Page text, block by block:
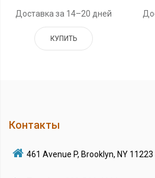
Доставка за 14–20 дней
КУПИТЬ
Контакты
461 Avenue P, Brooklyn, NY 11223